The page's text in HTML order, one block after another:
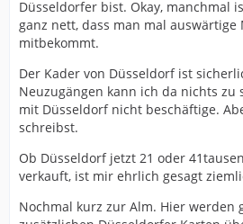
Düsseldorfer bist. Okay, manchmal
ganz nett, dass man mal auswärtige
mitbekommt.
Der Kader von Düsseldorf ist
Neuzugängen kann ich da nichts zu
mit Düsseldorf nicht beschäftige.
schreibst.
Ob Düsseldorf jetzt 21 oder
verkauft, ist mir ehrlich gesagt
Nochmal kurz zur Alm. Hier werden